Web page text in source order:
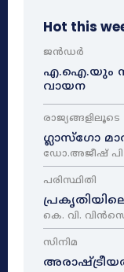
Hot this
ജൻഡർ
എ.ഐ.യും
വായന
രാജ്യങ്ങളിലൂടെ
ഗ്ലാസ്ഗോ
ഡോ.അജീഷ് പി
പരിസ്ഥിതി
കെ. വി.
സിനിമ